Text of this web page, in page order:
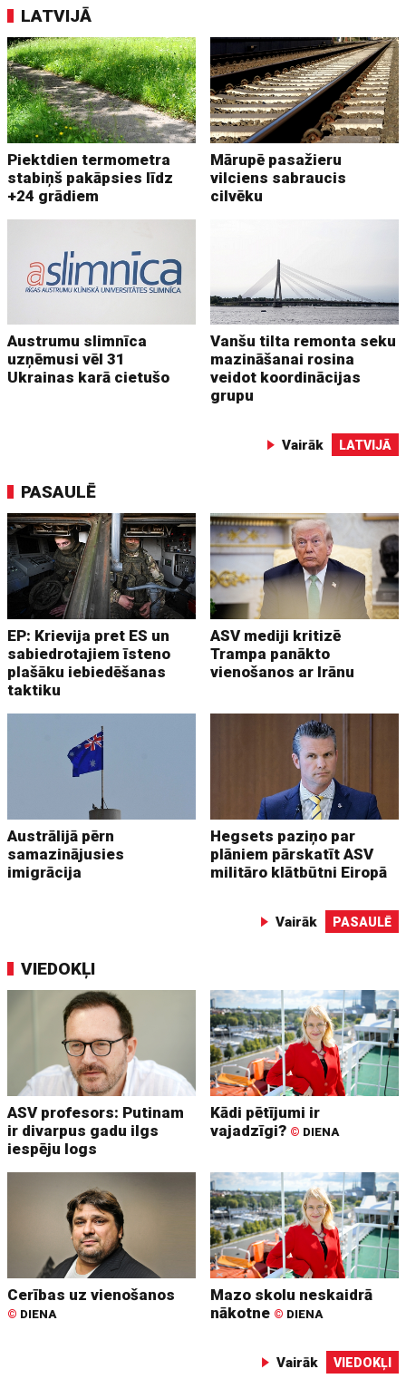
LATVIJĀ
Piektdien termometra
stabiņš pakāpsies līdz
+24 grādiem
Mārupē pasažieru
vilciens sabraucis
cilvēku
Austrumu slimnīca
uzņēmusi vēl 31
Ukrainas karā cietušo
Vanšu tilta remonta seku
mazināšanai rosina
veidot koordinācijas
grupu
Vairāk LATVIJĀ
PASAULĒ
EP: Krievija pret ES un
sabiedrotajiem īsteno
plašāku iebiedēšanas
taktiku
ASV mediji kritizē
Trampa panākto
vienošanos ar Irānu
Austrālijā pērn
samazinājusies
imigrācija
Hegsets paziņo par
plāniem pārskatīt ASV
militāro klātbūtni Eiropā
Vairāk PASAULĒ
VIEDOKĻI
ASV profesors: Putinam
ir divarpus gadu ilgs
iespēju logs
Kādi pētījumi ir
vajadzīgi? © DIENA
Cerības uz vienošanos
© DIENA
Mazo skolu neskaidrā
nākotne © DIENA
Vairāk VIEDOKĻI